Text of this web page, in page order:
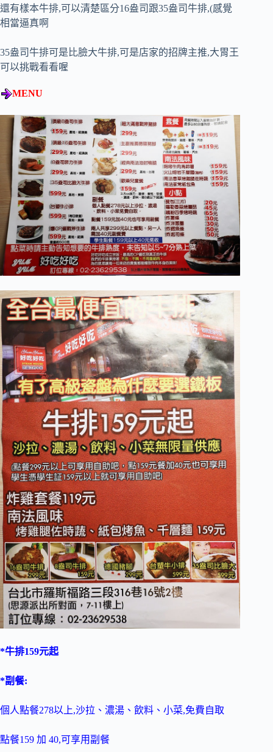
還有樣本牛排,可以清楚區分16盎司跟35盎司牛排,(感覺
相當逼真啊
35盎司牛排可是比臉大牛排,可是店家的招牌主推,大胃王
可以挑戰看看喔
MENU
*牛排159元起
*副餐:
個人點餐278以上,沙拉、濃湯、飲料、小菜,免費自取
點餐159 加 40,可享用副餐